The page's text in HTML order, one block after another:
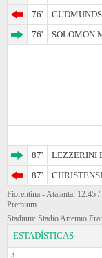
76'
76'
SOLOMON
87'
LEZZERINI
87'
Fiorentina - Atalanta, 12:45
Premium
Stadium: Stadio Artemio
ESTADÍSTICAS
4